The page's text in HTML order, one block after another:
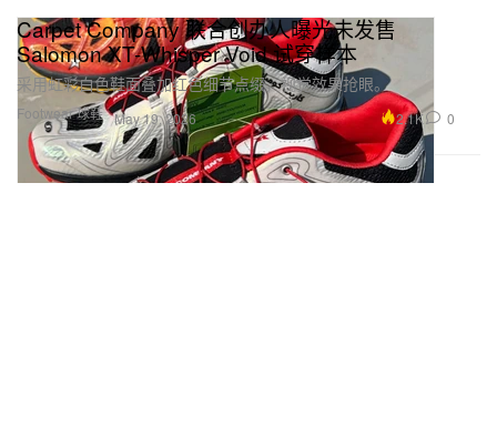
Footwear 球鞋
Carpet Company 联合创办人曝光未发售
Salomon XT-Whisper Void 试穿样本
采用虹彩白色鞋面叠加红色细节点缀，视觉效果抢眼。
May 19, 2026 2.1K 0